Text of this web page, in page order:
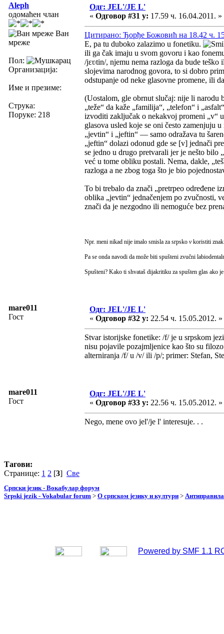
Aleph
одомаћен члан
Ван
мреже
Пол:
Организација:
Име и презиме:
Струка:
Поруке: 218
Одг: JEL'/JE L'
« Одговор #31 у: 17.59 ч. 16.04.2011. »
Цитирано: Ђорђе Божовић на 18.42 ч.
E, pa tu duboko zalazimo u fonetiku.
ili ga čak imaju u svom govoru i kao
/jɛʋtin/, njemu nema razloga da bude
slojevima narodnog govora, to si dobro
odstupanje od neke glasovne promene, ili
(Uostalom, gle obrnut slučaj: nije li narodu
„teže“ da kaže „familija“, „telefon“ i
izvoditi zaključak o nekakvoj promeni „v“
glasova usled koje se oni često zamenjuju
„jevtin“ i „jeftin“ — samo odražava tu
„jeftin“ dolazi odonud gde se [v] jednači
se jedno u drugo pretvarali jer je nešto bilo
već u tome obliku postali. Nema, dakle,
razloga a ne zbog toga što je bio
To bi trebalo da znači „pretrpeo određene
oblika „jevtin“ jednačenjem po zvučnosti,
znači da je nezgodno ili nemoguće bez
Npr. meni nikad nije imalo smisla za srpsko vkoristiti znak
Pa se onda navodi da može biti spušteni zvučni
Spušteni? Kako ti shvataš dijakritiku za spušten glas ako
mare011
Гост
Одг: JEL'/JE L'
« Одговор #32 у: 22.54 ч. 15.05.2012. »
Stvar istorijske fonetike: /f/ je u srpskom
nisu pojavile pozajmljenice kao što su
alterniranja /f/ u /v/ ili /p/; primer: Stefan,
mare011
Гост
Одг: JEL'/JE L'
« Одговор #33 у: 22.56 ч. 15.05.2012. »
Nego, mene ovo jel'/je l' interesuje. . .
Тагови:
Странице: 1 2 [3] Све
Српски језик - Вокабулар форум
Srpski jezik - Vokabular forum > О српском језику и култури > Антиправила
Powered by SMF 1.1